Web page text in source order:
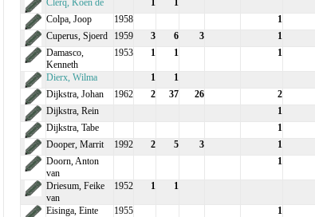
Clerq, Koen de
1 1
Colpa, Joop
1958
1
Cuperus, Sjoerd
1959 3 6 3 1
Damasco,
Kenneth
1953 1 1 1
Dierx, Wilma 1 1
Dijkstra, Johan
1962 2 37 26 2
Dijkstra, Rein
1
Dijkstra, Tabe
1
Dooper, Marrit
1992 2 5 3 1
Doorn, Anton
van
1
Driesum, Feike
van
1952 1 1
Eisinga, Einte 1955
1